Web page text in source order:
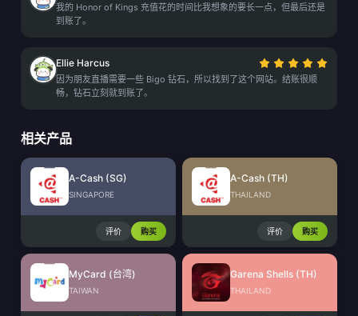
我的 Honor of Kings 充值花的时间比我想象的要长一点，但最后还是
到账了。
Ellie Harcus
因为朋友直播需要一些 Bigo 钻石，所以找到了这个网站。结账很顺
畅，钻石立刻就到账了。
相关产品
A-Cash (SG)
SINGAPORE
评价 购买
A-Cash (TH)
THAILAND
评价 购买
MyCard (台湾)
TAIWAN
Garena Shells (TH)
THAILAND